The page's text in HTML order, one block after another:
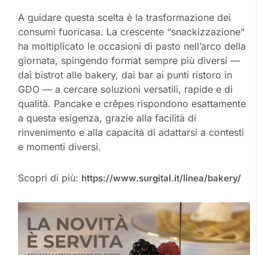
A guidare questa scelta è la trasformazione dei
consumi fuoricasa. La crescente “snackizzazione”
ha moltiplicato le occasioni di pasto nell’arco della
giornata, spingendo format sempre più diversi —
dai bistrot alle bakery, dai bar ai punti ristoro in
GDO — a cercare soluzioni versatili, rapide e di
qualità. Pancake e crêpes rispondono esattamente
a questa esigenza, grazie alla facilità di
rinvenimento e alla capacità di adattarsi a contesti
e momenti diversi.
Scopri di più: https://www.surgital.it/linea/bakery/